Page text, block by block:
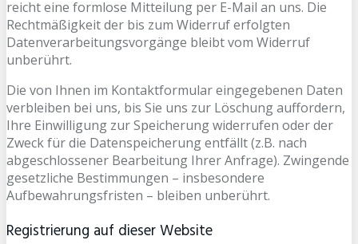
reicht eine formlose Mitteilung per E-Mail an uns. Die
Rechtmäßigkeit der bis zum Widerruf erfolgten
Datenverarbeitungsvorgänge bleibt vom Widerruf
unberührt.
Die von Ihnen im Kontaktformular eingegebenen Daten
verbleiben bei uns, bis Sie uns zur Löschung auffordern,
Ihre Einwilligung zur Speicherung widerrufen oder der
Zweck für die Datenspeicherung entfällt (z.B. nach
abgeschlossener Bearbeitung Ihrer Anfrage). Zwingende
gesetzliche Bestimmungen – insbesondere
Aufbewahrungsfristen – bleiben unberührt.
Registrierung auf dieser Website